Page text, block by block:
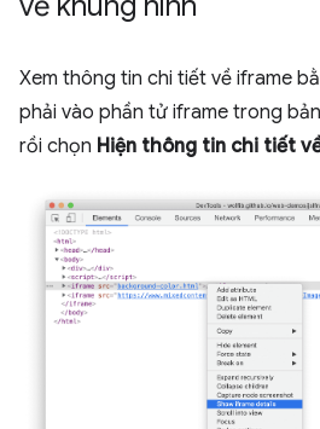
Xem thông tin chi tiết về iframe
phải vào phần tử iframe trong
rồi chọn Hiện thông tin chi tiết